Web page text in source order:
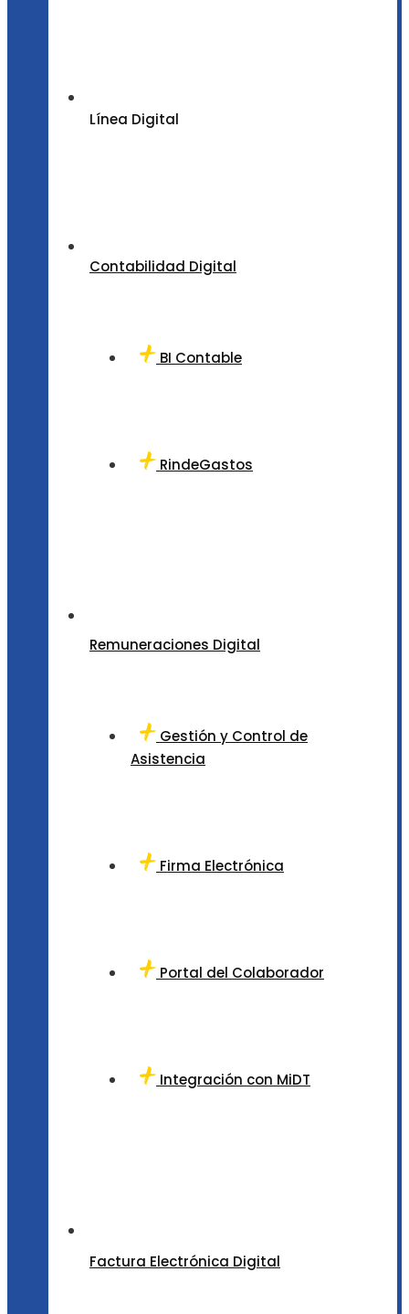
Línea Digital
Contabilidad Digital
BI Contable
RindeGastos
Remuneraciones Digital
Gestión y Control de
Asistencia
Firma Electrónica
Portal del Colaborador
Integración con MiDT
Factura Electrónica Digital